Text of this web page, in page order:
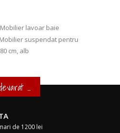
Mobilier lavoar baie
Mobilier suspendat pentru
cm, alb
...
de 1200 lei